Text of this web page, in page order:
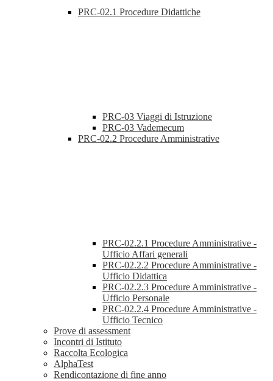
PRC-02.1 Procedure Didattiche
PRC-03 Viaggi di Istruzione
PRC-03 Vademecum
PRC-02.2 Procedure Amministrative
PRC-02.2.1 Procedure Amministrative -
Ufficio Affari generali
PRC-02.2.2 Procedure Amministrative -
Ufficio Didattica
PRC-02.2.3 Procedure Amministrative -
Ufficio Personale
PRC-02.2.4 Procedure Amministrative -
Ufficio Tecnico
Prove di assessment
Incontri di Istituto
Raccolta Ecologica
AlphaTest
Rendicontazione di fine anno